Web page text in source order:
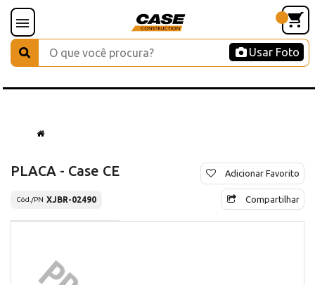
Usar Foto
PLACA - Case CE
Cód./PN XJBR-02490
Adicionar Favorito
Compartilhar